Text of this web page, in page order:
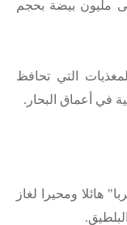
مليون بيضة بحجم
التي تحافظ
في أعماق البحار.
هائلا ومحيرا لغاز